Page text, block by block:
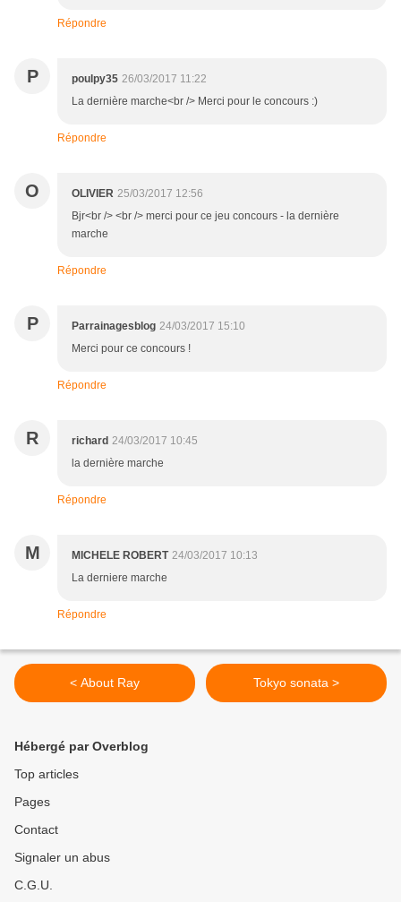
Répondre
P poulpy35 26/03/2017 11:22
La dernière marche<br /> Merci pour le concours :)
Répondre
O OLIVIER 25/03/2017 12:56
Bjr<br /> <br /> merci pour ce jeu concours - la dernière
marche
Répondre
P Parrainagesblog 24/03/2017 15:10
Merci pour ce concours !
Répondre
R richard 24/03/2017 10:45
la dernière marche
Répondre
M MICHELE ROBERT 24/03/2017 10:13
La derniere marche
Répondre
< About Ray Tokyo sonata >
Hébergé par Overblog
Top articles
Pages
Contact
Signaler un abus
C.G.U.